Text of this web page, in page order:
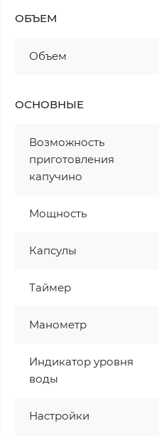
ОБЪЕМ
Объем
ОСНОВНЫЕ
Возможность
приготовления
капучино
Мощность
Капсулы
Таймер
Манометр
Индикатор уровня
воды
Настройки